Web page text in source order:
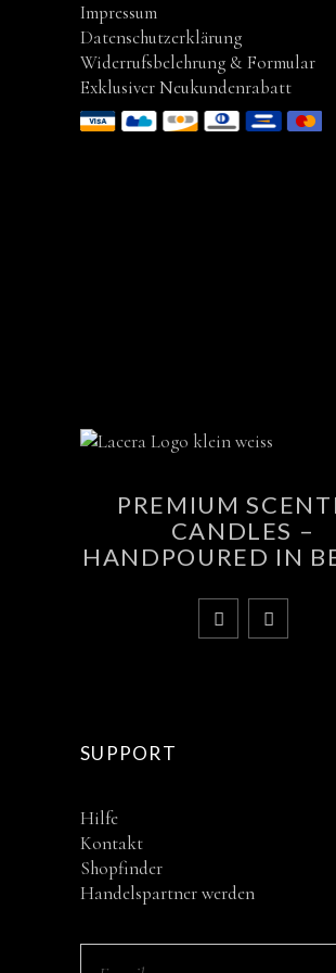
Impressum
Datenschutzerklärung
Widerrufsbelehrung & Formular
Exklusiver Neukundenrabatt
PREMIUM
CANDLES –
HANDPOURED IN
SUPPORT
Hilfe
Kontakt
Shopfinder
Handelspartner werden